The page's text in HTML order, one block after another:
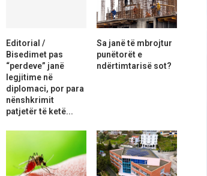
Editorial /
Bisedimet pas
“perdeve” janë
legjitime në
diplomaci, por para
nënshkrimit
patjetër të ketë...
Sa janë të mbrojtur
punëtorët e
ndërtimtarisë sot?